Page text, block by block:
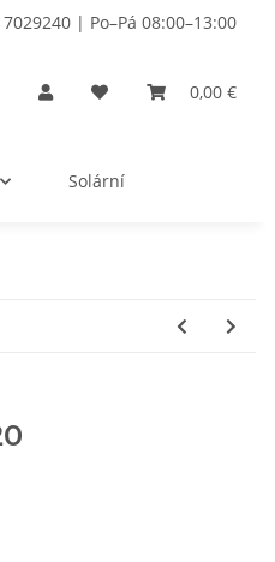
| Po–Pá 08:00–13:00
0,00 €
Solární